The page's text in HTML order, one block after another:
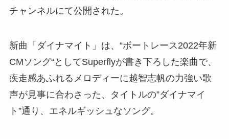
チャンネルにて公開された。
新曲「ダイナマイト」は、“ボートレース2022年新
CMソング“としてSuperflyが書き下ろした楽曲で、
疾走感あふれるメロディーに越智志帆の力強い歌
声が見事に合わさった、タイトルの”ダイナマイ
ト”通り、エネルギッシュなソング。